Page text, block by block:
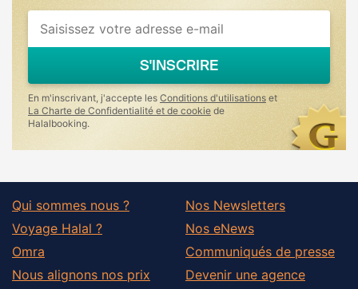
S'INSCRIRE
En m'inscrivant, j'accepte les Conditions d'utilisations et
La Charte de Confidentialité et de cookie de
Halalbooking.
Qui sommes nous ?
Voyage Halal ?
Omra
Nous alignons nos prix
Nos Newsletters
Nos eNews
Communiqués de presse
Devenir une agence